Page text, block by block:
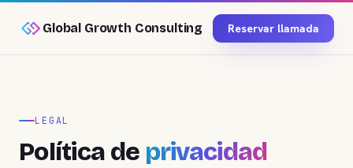
Global Growth Consulting Reservar llamada
LEGAL
Política de privacidad